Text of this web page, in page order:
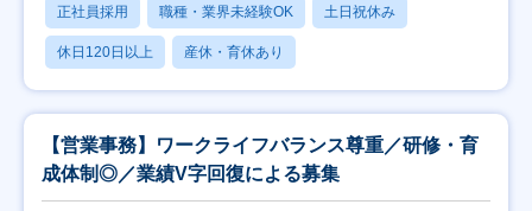
正社員採用 職種・業界未経験OK 土日祝休み
休日120日以上 産休・育休あり
【営業事務】ワークライフバランス尊重／研修・育
成体制◎／業績V字回復による募集